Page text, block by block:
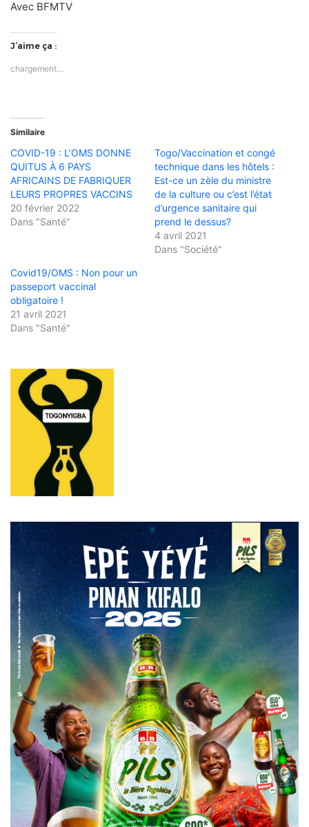
Avec BFMTV
J’aime ça :
chargement…
Similaire
COVID-19 : L’OMS DONNE
QUITUS À 6 PAYS
AFRICAINS DE FABRIQUER
LEURS PROPRES VACCINS
20 février 2022
Dans "Santé"
Togo/Vaccination et congé
technique dans les hôtels :
Est-ce un zèle du ministre
de la culture ou c’est l’état
d’urgence sanitaire qui
prend le dessus?
4 avril 2021
Dans "Société"
Covid19/OMS : Non pour un
passeport vaccinal
obligatoire !
21 avril 2021
Dans "Santé"